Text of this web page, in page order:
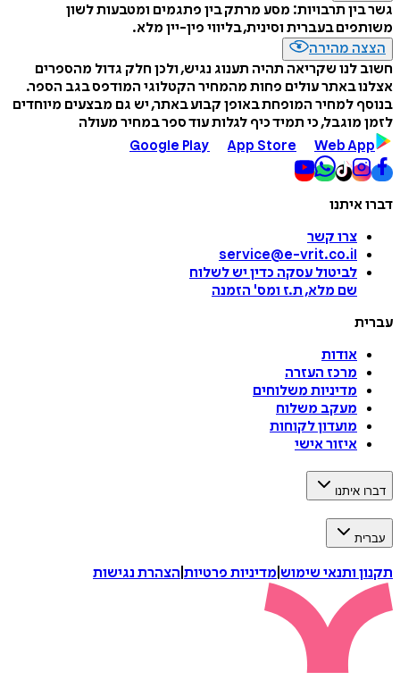
גשר בין תרבויות: מסע מרתק בין פתגמים ומטבעות לשון
משותפים בעברית וסינית, בליווי פין-יין מלא.
הצצה מהירה
חשוב לנו שקריאה תהיה תענוג נגיש, ולכן חלק גדול מהספרים
אצלנו באתר עולים פחות מהמחיר הקטלוגי המודפס בגב הספר.
בנוסף למחיר המופחת באופן קבוע באתר, יש גם מבצעים מיוחדים
לזמן מוגבל, כי תמיד כיף לגלות עוד ספר במחיר מעולה
Google Play
App Store Web App
דברו איתנו
צרו קשר
service@e-vrit.co.il
לביטול עסקה כדין יש לשלוח
שם מלא, ת.ז ומס' הזמנה
עברית
אודות
מרכז העזרה
מדיניות משלוחים
מעקב משלוח
מועדון לקוחות
איזור אישי
דברו איתנו
עברית
תקנון ותנאי שימוש מדיניות פרטיות הצהרת נגישות